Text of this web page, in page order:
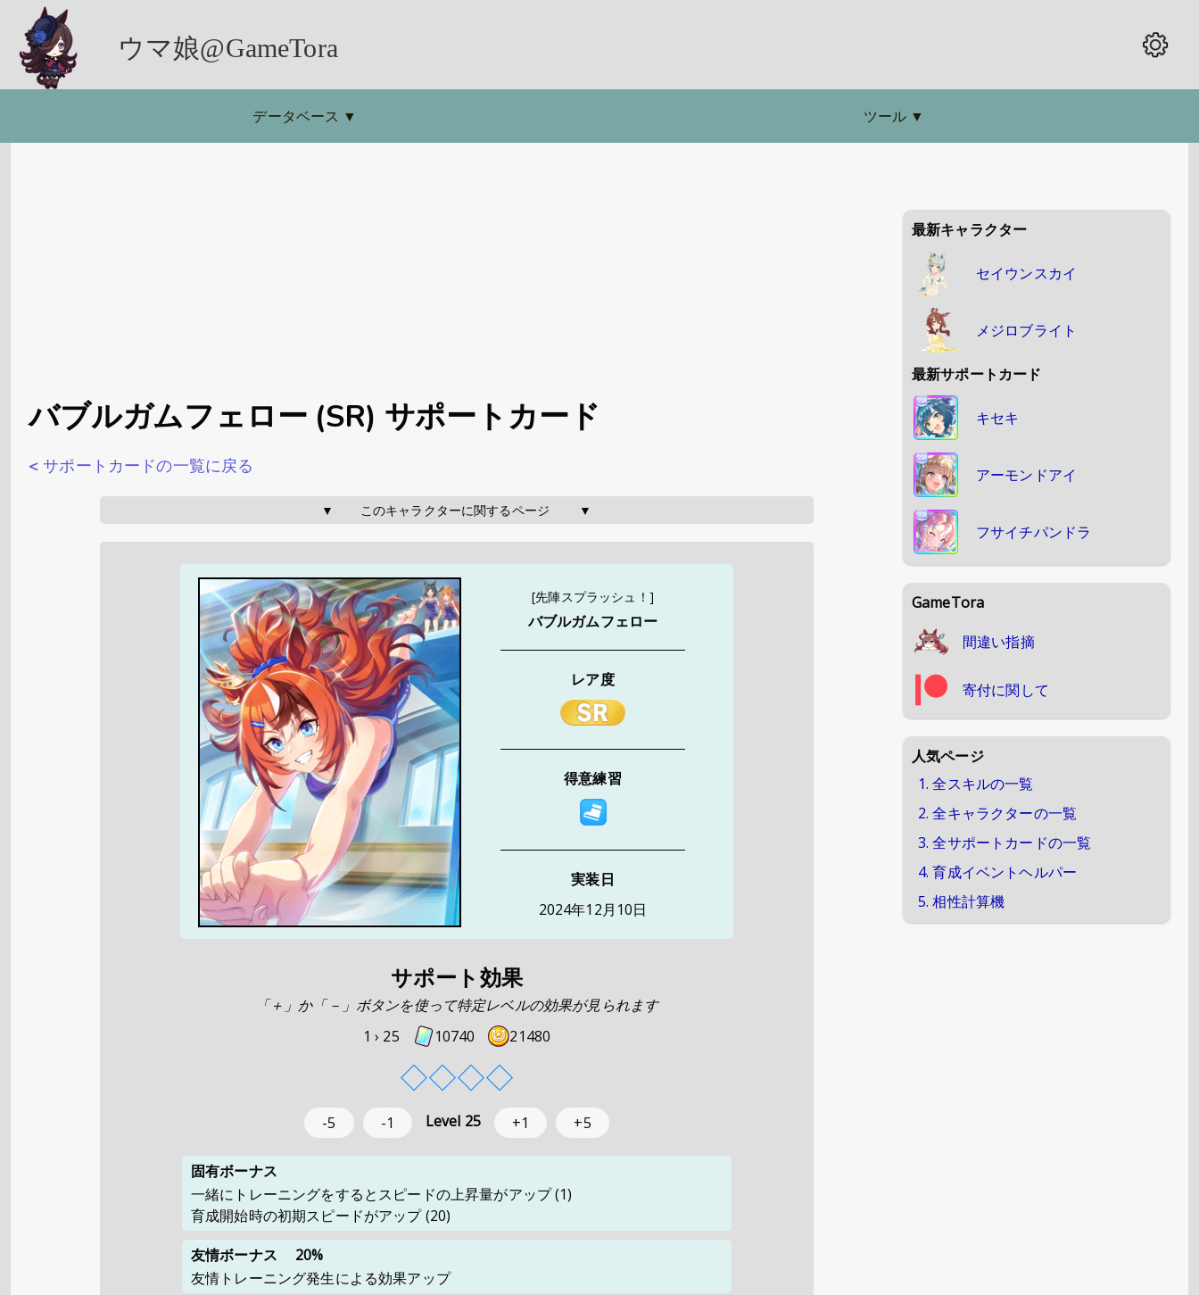
ウマ娘@GameTora
データベース ▼ ツール ▼
バブルガムフェロー (SR) サポートカード
< サポートカードの一覧に戻る
▼       このキャラクターに関するページ        ▼
[先陣スプラッシュ！]
バブルガムフェロー
レア度
得意練習
実装日
2024年12月10日
サポート効果
「＋」か「－」ボタンを使って特定レベルの効果が見られます
1 › 25 10740 21480
◇◇◇◇
-5 -1 Level 25 +1 +5
固有ボーナス
一緒にトレーニングをするとスピードの上昇量がアップ(1)
育成開始時の初期スピードがアップ(20)
友情ボーナス
20%
友情トレーニング発生による効果アップ
最新キャラクター
セイウンスカイ
メジロブライト
最新サポートカード
キセキ
アーモンドアイ
フサイチパンドラ
GameTora
間違い指摘
寄付に関して
人気ページ
1. 全スキルの一覧
2. 全キャラクターの一覧
3. 全サポートカードの一覧
4. 育成イベントヘルパー
5. 相性計算機